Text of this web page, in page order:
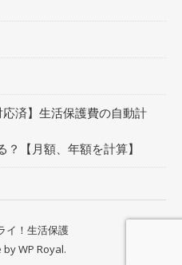
済】生活保護費の自動計
【月額、年額を計算】
イ！生活保護
byWP Royal.